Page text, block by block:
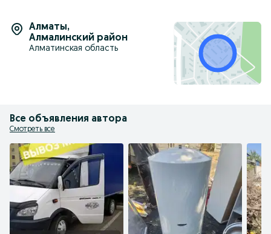
Алматы,
Алмалинский район
Алматинская область
Все объявления автора
Смотреть все